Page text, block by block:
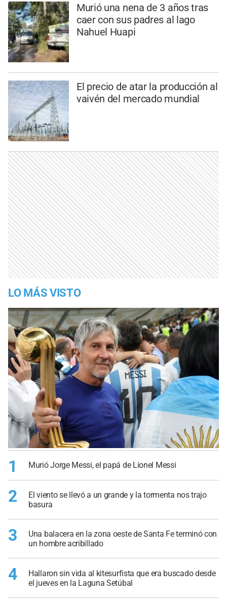
Murió una nena de 3 años tras
caer con sus padres al lago
Nahuel Huapi
El precio de atar la producción al
vaivén del mercado mundial
LO MÁS VISTO
1 Murió Jorge Messi, el papá de Lionel Messi
2
El viento se llevó a un grande y la tormenta nos trajo
basura
3
Una balacera en la zona oeste de Santa Fe terminó con
un hombre acribillado
4
Hallaron sin vida al kitesurfista que era buscado desde
el jueves en la Laguna Setúbal